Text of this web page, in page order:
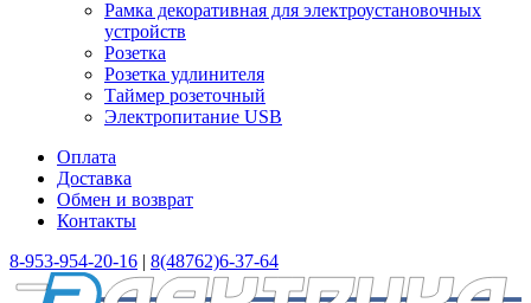
Рамка декоративная для электроустановочных
устройств
Розетка
Розетка удлинителя
Таймер розеточный
Электропитание USB
Оплата
Доставка
Обмен и возврат
Контакты
8-953-954-20-16 | 8(48762)6-37-64